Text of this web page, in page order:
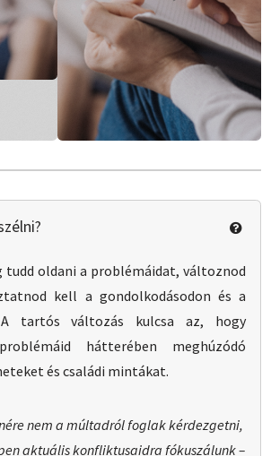
tudd oldani a problémáidat, változnod
kell a gondolkodásodon és a
A tartós változás kulcsa az, hogy
hátterében meghúzódó
és családi mintákat.
nem a múltadról foglak kérdezgetni,
aktuális konfliktusaidra fókuszálunk–